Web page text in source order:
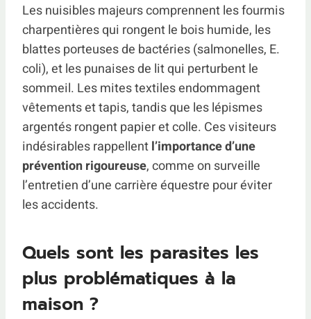
Les nuisibles majeurs comprennent les fourmis
charpentières qui rongent le bois humide, les
blattes porteuses de bactéries (salmonelles, E.
coli), et les punaises de lit qui perturbent le
sommeil. Les mites textiles endommagent
vêtements et tapis, tandis que les lépismes
argentés rongent papier et colle. Ces visiteurs
indésirables rappellentl’importance d’une
prévention rigoureuse, comme on surveille
l’entretien d’une carrière équestre pour éviter
les accidents.
Quels sont les parasites les
plus problématiques à la
maison ?